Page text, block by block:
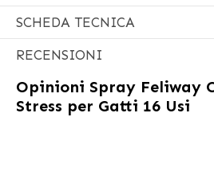
SCHEDA TECNICA
RECENSIONI
Opinioni Spray Feliway
Stress per Gatti 16 Usi